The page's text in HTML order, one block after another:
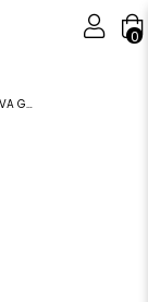
0
TAMPON HAVA GİRİŞ KAPLAMASI / R 51118089208 51118089208 51118089208 G20